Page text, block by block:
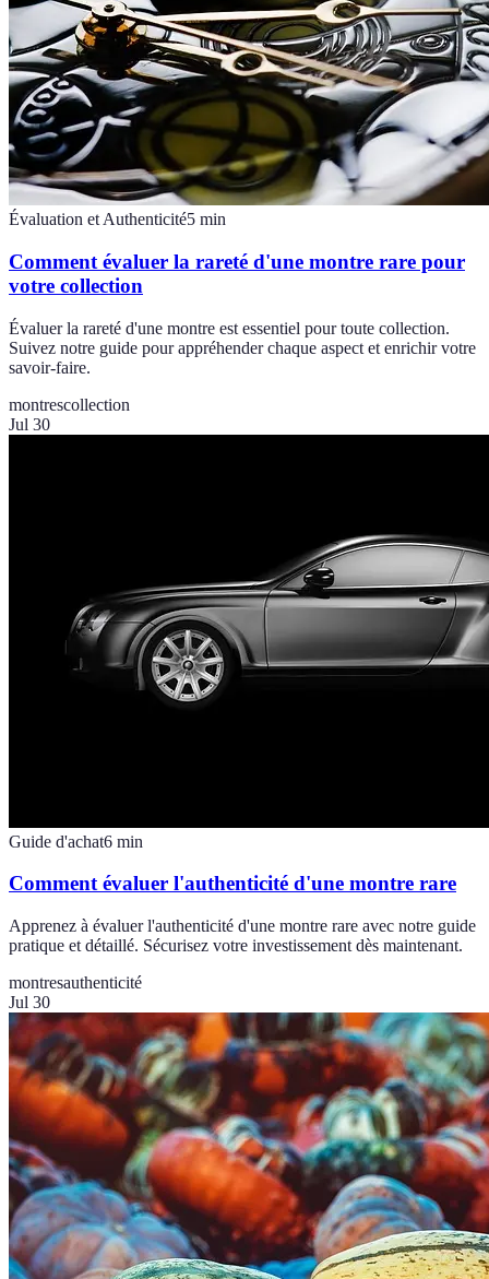
Évaluation et Authenticité5 min
Comment évaluer la rareté d'une montre rare pour
votre collection
Évaluer la rareté d'une montre est essentiel pour toute collection.
Suivez notre guide pour appréhender chaque aspect et enrichir votre
savoir-faire.
montrescollection
Jul 30
Guide d'achat6 min
Comment évaluer l'authenticité d'une montre rare
Apprenez à évaluer l'authenticité d'une montre rare avec notre guide
pratique et détaillé. Sécurisez votre investissement dès maintenant.
montresauthenticité
Jul 30